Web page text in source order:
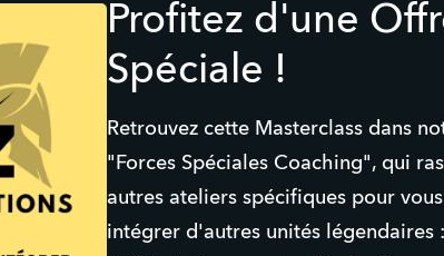
Profitez d'une
Spéciale !
Retrouvez cette Masterclass dans
"Forces Spéciales Coaching", qui
autres ateliers spécifiques pour
intégrer d'autres unités légendaires :